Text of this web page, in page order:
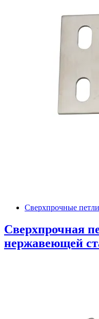
Сверхпрочные петли
Сверхпрочная
нержавеющей